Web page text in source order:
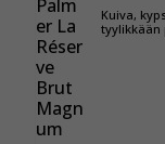
Kuiva,
tyylikkään